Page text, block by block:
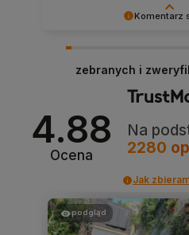
Komentarz
jakość naszych usług.
teraz sprostaliśmy Twoim
do nas ponownie.
zebranych i
4.88
Ocena
Na
2280
Jak
podgląd